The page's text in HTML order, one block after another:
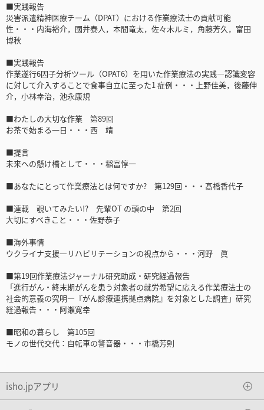
■実践報告
災害派遣精神医療チーム（DPAT）における作業療法士の貢献可能
性・・・内海裕介，國井泰人，本間竜太，佐々木ルミ，角藤芳久，富田
博秋
■実践報告
作業遂行6因子分析ツール（OPAT6）を用いた作業療法の実践―認識変容
に対して介入することで食事自立に至った1 症例・・・上野佳美，後藤伸
介，小林幸治，池永康規
■わたしの大切な作業 第89回
お茶で始まる一日・・・西 靖
■提言
未来への懸け橋として・・・稲富惇一
■あなたにとって作業療法とは何ですか? 第129回・・・髙橋香代子
■連載 覗いてみたい!? 先輩OT の頭の中 第2回
大切にすべきこと・・・佐野恭子
■海外事情
ウクライナ支援―リハビリテーションの視点から・・・河野 眞
■第19回作業療法ジャーナル研究助成・研究経過報告
「進行がん・終末期がんを患う対象者の就労希望に応える作業療法士の
社会的意義の究明―『がん診療連携拠点病院』を対象とした調査」研究
経過報告・・・阿瀬寛幸
■昭和の暮らし 第105回
モノの世代交代：自転車の警音器・・・市橋芳則
isho.jpアプリ